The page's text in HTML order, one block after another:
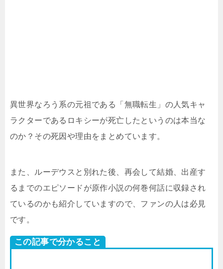
異世界なろう系の元祖である「無職転生」の人気キャ
ラクターであるロキシーが死亡したというのは本当な
のか？その死因や理由をまとめています。
また、ルーデウスと別れた後、再会して結婚、出産す
るまでのエピソードが原作小説の何巻何話に収録され
ているのかも紹介していますので、ファンの人は必見
です。
この記事で分かること